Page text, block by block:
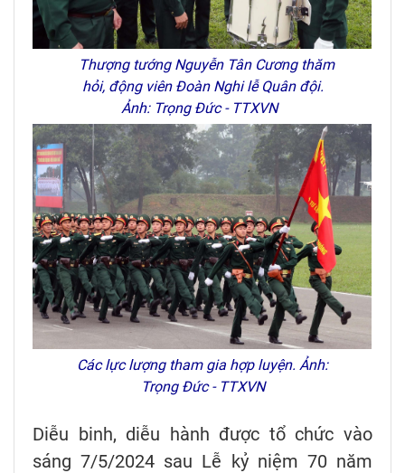
Thượng tướng Nguyễn Tân Cương thăm
hỏi, động viên Đoàn Nghi lễ Quân đội.
Ảnh: Trọng Đức - TTXVN
Các lực lượng tham gia hợp luyện. Ảnh:
Trọng Đức - TTXVN
Diễu binh, diễu hành được tổ chức vào
sáng 7/5/2024 sau Lễ kỷ niệm 70 năm